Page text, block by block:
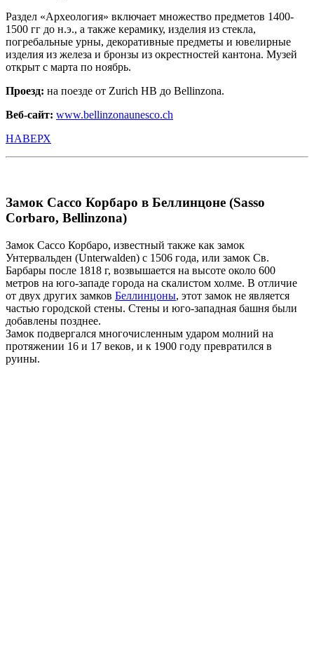
Раздел «Археология» включает множество предметов 1400-
1500 гг до н.э., а также керамику, изделия из стекла,
погребальные урны, декоративные предметы и ювелирные
изделия из железа и бронзы из окрестностей кантона. Музей
открыт с марта по ноябрь.
Проезд: на поезде от Zurich HB до Bellinzona.
Веб-сайт: www.bellinzonaunesco.ch
НАВЕРХ
Замок Сассо Корбаро в Беллинцоне (Sasso
Corbaro, Bellinzona)
Замок Сассо Корбаро, известный также как замок
Унтервальден (Unterwalden) с 1506 года, или замок Св.
Барбары после 1818 г, возвышается на высоте около 600
метров на юго-западе города на скалистом холме. В отличие
от двух других замков Беллинцоны, этот замок не является
частью городской стены. Стены и юго-западная башня были
добавлены позднее.
Замок подвергался многочисленным ударом молний на
протяжении 16 и 17 веков, и к 1900 году превратился в
руины.